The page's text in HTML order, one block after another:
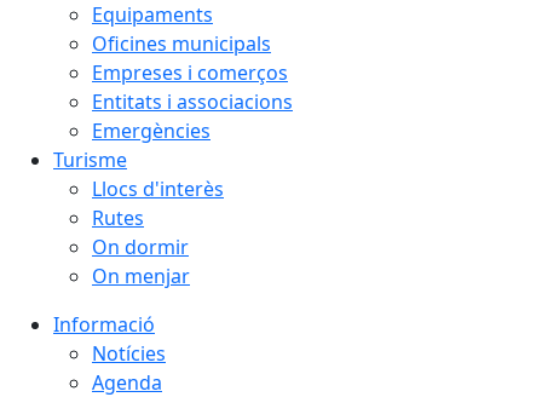
Equipaments
Oficines municipals
Empreses i comerços
Entitats i associacions
Emergències
Turisme
Llocs d'interès
Rutes
On dormir
On menjar
Informació
Notícies
Agenda